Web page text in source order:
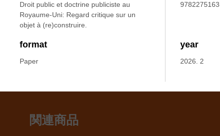
Droit public et doctrine publiciste au
Royaume-Uni: Regard critique sur un
objet à (re)construire.
format
Paper
year
2026. 2
関連商品